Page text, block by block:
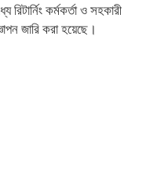
কর্মকর্তা ও সহকারী
জারি করা হয়েছে।